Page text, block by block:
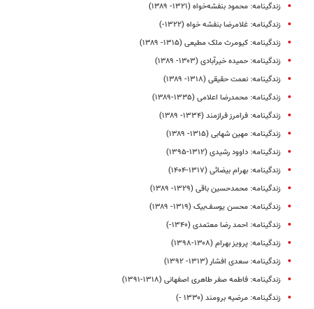
زندگینامه: محمود بنفشه‌خواه (۱۳۲۱- ۱۳۸۹)
زندگینامه: غلامرضا بنفشه خواه (۱۳۲۲-)
زندگینامه: کیومرث ملک مطیعی (۱۳۱۵- ۱۳۸۹)
زندگینامه: حمیده خیرآبادی (۱۳۰۳- ۱۳۸۹)
زندگینامه: نعمت حقیقی (۱۳۱۸- ۱۳۸۹)
زندگینامه: محمدرضا اعلامی (۱۳۳۵-۱۳۸۹)
زندگینامه: فرامرز فرازمند (۱۳۳۴- ۱۳۸۹)
زندگینامه: مهین شهابی (۱۳۱۵- ۱۳۸۹)
زندگینامه: داوود رشیدی (۱۳۱۲-۱۳۹۵)
زندگینامه: بهرام بیضائی (۱۳۱۷-۱۴۰۴)
زندگینامه: محمدحسین باقی (۱۳۲۹- ۱۳۸۹)
زندگینامه: محسن یوسف‌بیک (۱۳۱۹- ۱۳۸۹)
زندگینامه: احمد رضا معتمدی (۱۳۴۰-)
زندگینامه: پرویز بهرام (۱۳۰۸-۱۳۹۸)
زندگینامه: سعدی افشار (۱۳۱۳- ۱۳۹۲)
زندگینامه: فاطمه صفر طاهری اصفهانی (۱۳۱۸-۱۳۹۱)
زندگینامه: مرضیه برومند (۱۳۳۰ -)